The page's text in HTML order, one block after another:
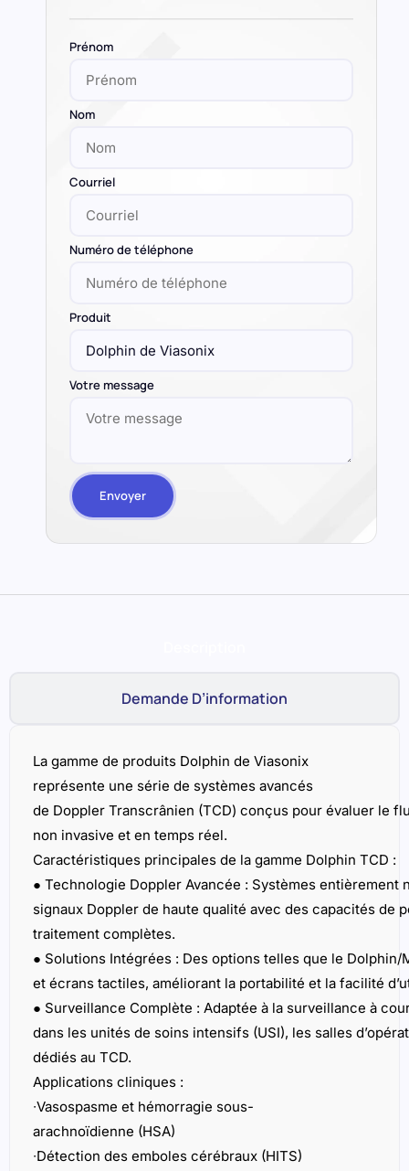
Numéro de téléphone
Produit
Votre message
Demande D’information
représente une série de systèmes avancés
Technologie Doppler Avancée :Systèmes entièrement
● Solutions Intégrées : Des options telles que le Dolphin/
et écrans tactiles, améliorant la portabilité et la facilité
● Surveillance Complète :Adaptée à la surveillance à
dans les unités de soins intensifs (USI), les salles
dédiés au TCD.
Applications cliniques :
∙Vasospasme et hémorragie sous-
arachnoïdienne (HSA)
∙Détection des emboles cérébraux (HITS)
∙Surveillance
∙Foramen ovale patent (FOP)
∙Réactivité vasomotrice (VMR)
∙Autoregulation
∙Sténose intracrânienne
∙Capacité collatérale
∙Malformation artérioveineuse
∙Tests extracrâniens